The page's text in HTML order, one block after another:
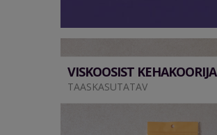
VISKOOSIST KEHAKOORIJA
TAASKASUTATAV